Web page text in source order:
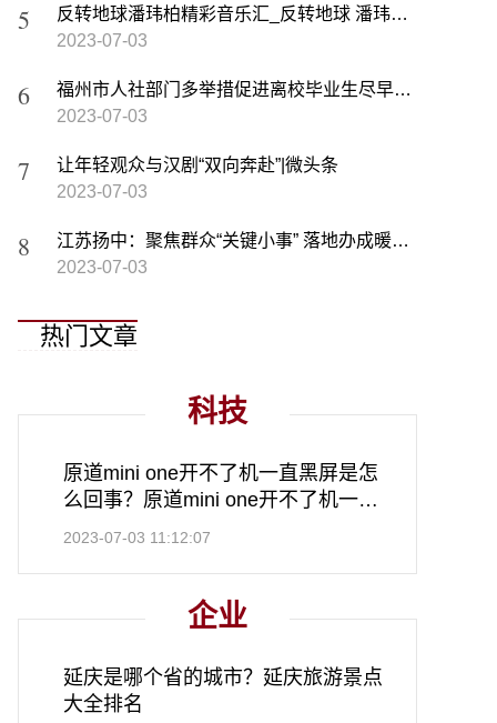
反转地球潘玮柏精彩音乐汇_反转地球 潘玮柏演唱歌曲相关内容简介介绍 当前信息
2023-07-03
​福州市人社部门多举措促进离校毕业生尽早就业
2023-07-03
让年轻观众与汉剧“双向奔赴”|微头条
2023-07-03
江苏扬中：聚焦群众“关键小事” 落地办成暖心实事
2023-07-03
热门文章
科技
原道mini one开不了机一直黑屏是怎
么回事？原道mini one开不了机一直
黑屏怎么处理？
2023-07-03 11:12:07
企业
延庆是哪个省的城市？延庆旅游景点
大全排名